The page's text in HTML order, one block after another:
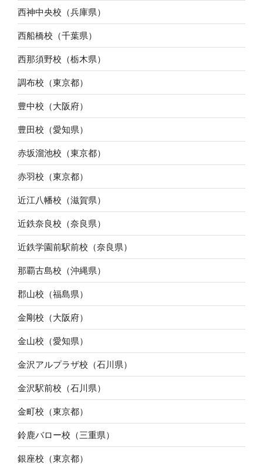
西神中央校（兵庫県）
西船橋校（千葉県）
西那須野校（栃木県）
調布校（東京都）
豊中校（大阪府）
豊田校（愛知県）
赤坂溜池校（東京都）
赤羽校（東京都）
近江八幡校（滋賀県）
近鉄奈良校（奈良県）
近鉄学園前駅前校（奈良県）
那覇古島校（沖縄県）
郡山校（福島県）
金剛校（大阪府）
金山校（愛知県）
金沢アルプラザ校（石川県）
金沢駅前校（石川県）
金町校（東京都）
鈴鹿バロー校（三重県）
銀座校（東京都）